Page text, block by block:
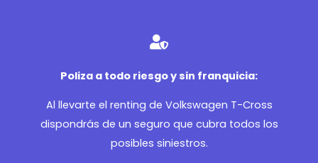
Poliza a todo riesgo y sin franquicia:
Al llevarte el renting de Volkswagen T-Cross
dispondrás de un seguro que cubra todos los
posibles siniestros.